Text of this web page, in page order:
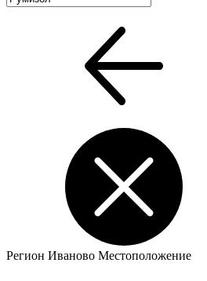
Регион Иваново Местоположение